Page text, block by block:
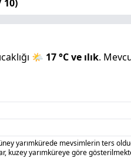
10)
🌤️ 17°C ve ılık.
yarımkürede mevsimlerin ters
kuzey yarımküreye göre